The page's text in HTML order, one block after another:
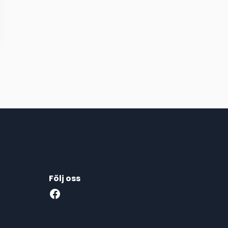
Följ oss
Facebook